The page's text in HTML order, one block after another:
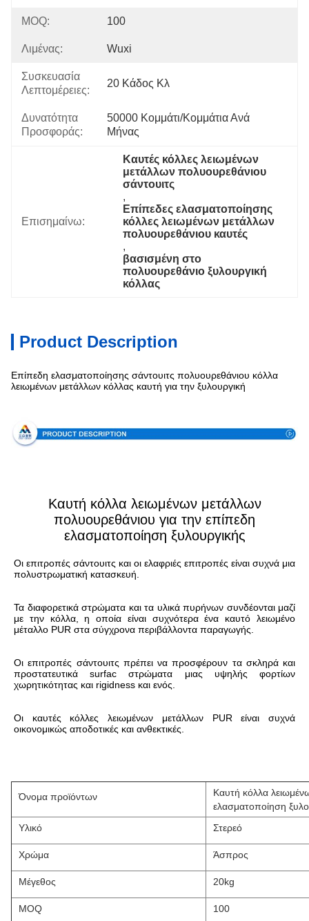
MOQ: 100
Λιμένας: Wuxi
Συσκευασία
Λεπτομέρειες:
20 Κάδος Κλ
Δυνατότητα
Προσφοράς:
50000 Κομμάτι/κομμάτια Ανά
Μήνας
Επισημαίνω:
Καυτές κόλλες λειωμένων
μετάλλων πολυουρεθάνιου
σάντουιτς
,
Επίπεδες ελασματοποίησης
κόλλες λειωμένων μετάλλων
πολυουρεθάνιου καυτές
,
βασισμένη στο
πολυουρεθάνιο ξυλουργική
κόλλας
Product Description
Επίπεδη ελασματοποίησης σάντουιτς πολυουρεθάνιου κόλλα
λειωμένων μετάλλων κόλλας καυτή για την ξυλουργική
Καυτή κόλλα λειωμένων μετάλλων
πολυουρεθάνιου για την επίπεδη
ελασματοποίηση ξυλουργικής
Οι επιτροπές σάντουιτς και οι ελαφριές επιτροπές είναι συχνά μια
πολυστρωματική κατασκευή.
Τα διαφορετικά στρώματα και τα υλικά πυρήνων συνδέονται μαζί
με την κόλλα, η οποία είναι συχνότερα ένα καυτό λειωμένο
μέταλλο PUR στα σύγχρονα περιβάλλοντα παραγωγής.
Οι επιτροπές σάντουιτς πρέπει να προσφέρουν τα σκληρά και
προστατευτικά surfac στρώματα μιας υψηλής φορτίων
χωρητικότητας και rigidness και ενός.
Οι καυτές κόλλες λειωμένων μετάλλων PUR είναι συχνά
οικονομικώς αποδοτικές και ανθεκτικές.
Όνομα προϊόντων
Καυτή κόλλα
ελασματοποίηση
Υλικό
Στερεό
Χρώμα Άσπρος
Μέγεθος 20kg
MOQ 100